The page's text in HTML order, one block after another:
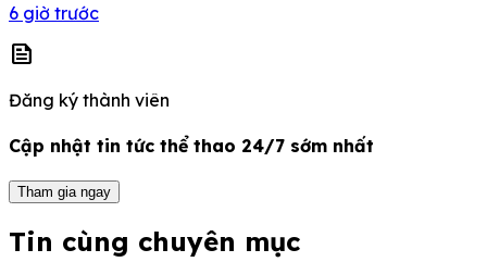
6 giờ trước
news
Đăng ký thành viên
Cập nhật tin tức thể thao 24/7 sớm nhất
Tham gia ngay
Tin cùng chuyên mục